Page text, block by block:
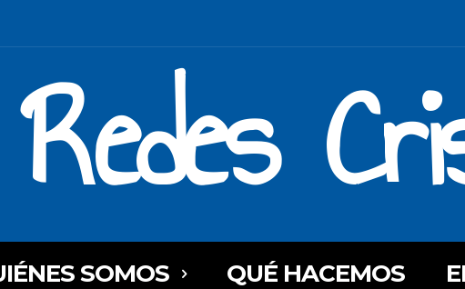
Redes
SOMOS QUÉ HACEMOS